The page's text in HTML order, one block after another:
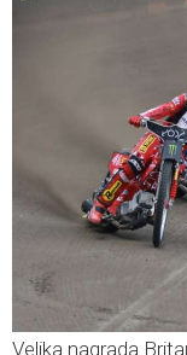
Velika nagrada